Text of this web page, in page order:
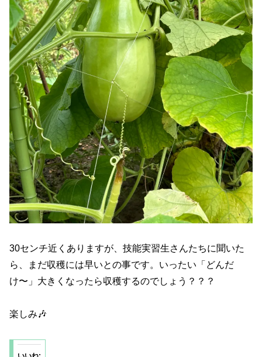
30センチ近くありますが、技能実習生さんたちに聞いた
ら、まだ収穫には早いとの事です。いったい「どんだ
け〜」大きくなったら収穫するのでしょう？？？
楽しみ🎶